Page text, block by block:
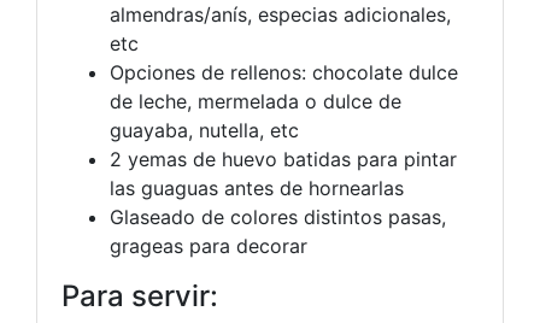
almendras/anís, especias adicionales,
etc
Opciones de rellenos: chocolate dulce
de leche, mermelada o dulce de
guayaba, nutella, etc
2 yemas de huevo batidas para pintar
las guaguas antes de hornearlas
Glaseado de colores distintos pasas,
grageas para decorar
Para servir: